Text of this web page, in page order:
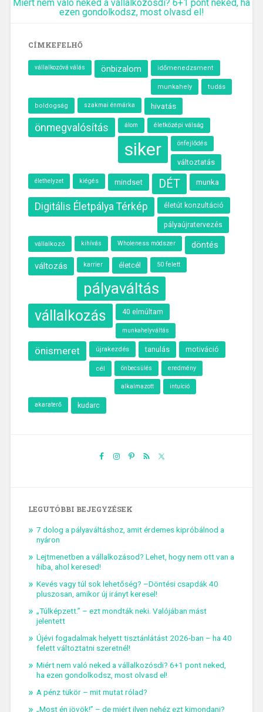
Miért nem való neked a vállalkozósdi? 6+1 pont neked, ha
ezen gondolkodsz, most olvasd el!
CÍMKEFELHŐ
vállalkozóvá válás önbizalom időmenedzsment
munkahely tudás
boldogság szakmai énmárka hivatás
önmegvalósítás álom életközépi válság
siker önfejlődés
változtatás
élethelyzet kiégés mindset DÉT munka
Digitális Életpálya Térkép életút konzultáció
pályaújratervezés
vállalkozó kihívás Wholeness módszer
döntés
változás
karrier életcél 50 felett
pályaváltás
vállalkozás 40 elmúltam
munkahelyváltás
önismeret újrakezdés tanulás motiváció
cél önbecsülés eredmény
alkalmazott intuíció
akaraterő kudarc
LEGUTÓBBI BEJEGYZÉSEK
7 dolog a pályaváltáshoz, amit érdemes kipróbálnod a
nyáron
Lejtmenetben a vállalkozásod? Lehet, hogy nem ott van a
hiba, ahol keresed!
Kevés vagy túl sok lehetőség? –Döntési csapdák 40
pluszosan, amikor új irányt keresel!
„Túlképzett.” – ezt mondták neki. Valójában mást
jelentett
Újévi fogadalmak helyett tisztánlátást 2026-ban – ha 40
felett változtatni szeretnél!
Miért nem való neked a vállalkozósdi? 6+1 pont neked,
ha ezen gondolkodsz, most olvasd el!
A pénz tükör – mit mutat rólad?
„Most én jövök!” – de miért ilyen nehéz ezt kimondani?